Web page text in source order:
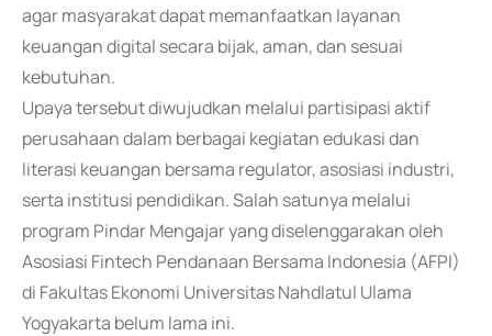
agar masyarakat dapat memanfaatkan layanan
keuangan digital secara bijak, aman, dan sesuai
kebutuhan.
Upaya tersebut diwujudkan melalui partisipasi aktif
perusahaan dalam berbagai kegiatan edukasi dan
literasi keuangan bersama regulator, asosiasi industri,
serta institusi pendidikan. Salah satunya melalui
program Pindar Mengajar yang diselenggarakan oleh
Asosiasi Fintech Pendanaan Bersama Indonesia (AFPI)
di Fakultas Ekonomi Universitas Nahdlatul Ulama
Yogyakarta belum lama ini.